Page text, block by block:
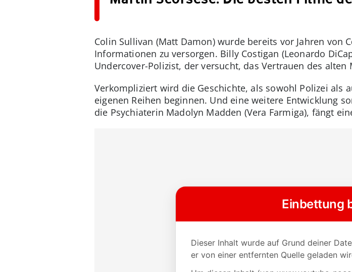
Colin Sullivan (Matt Damon) wurde bereits vor Jahren
Informationen zu versorgen. Billy Costigan (Leonardo
Undercover-Polizist, der versucht, das Vertrauen des alten
Verkompliziert wird die Geschichte, als sowohl Polizei als
eigenen Reihen beginnen. Und eine weitere Entwicklung
die Psychiaterin Madolyn Madden (Vera Farmiga), fängt